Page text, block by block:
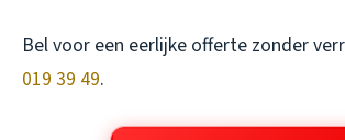
Bel voor een eerlijke offerte zonder
019 39 49.